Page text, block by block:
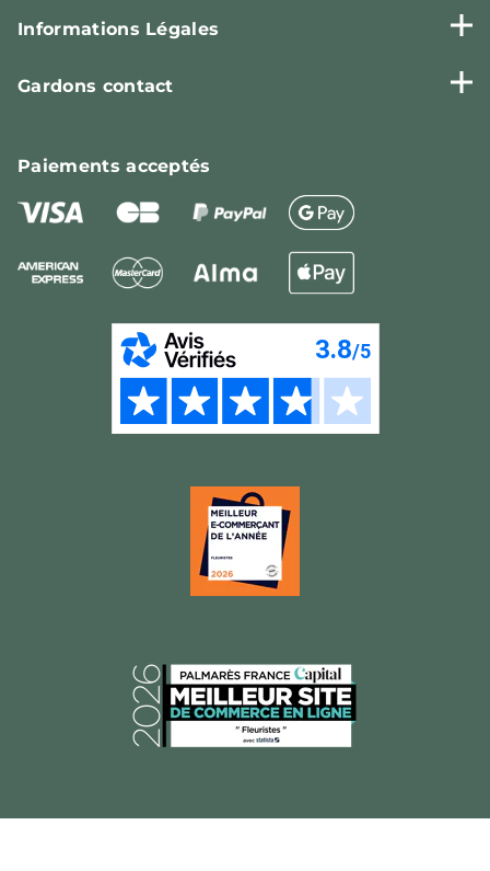
Informations Légales
Gardons contact
Paiementsacceptés